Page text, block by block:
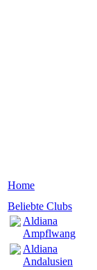
Home
Beliebte Clubs
Aldiana
Ampflwang
Aldiana
Andalusien